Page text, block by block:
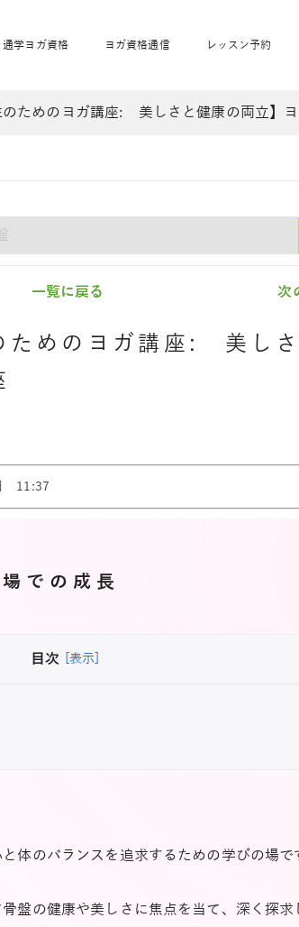
ジオ概要 直営校ブログ
通学ヨガ資格
声 養成講座お申込み
ヨガ資格通信
W通信 ベビー「ピラティス＆ヨガ」
レッスン予約
ガ詳細 出張ヨガ・オフィスヨガ
のためのヨガ講座: 美しさと健康の両立】
一覧に戻る 次
ためのヨガ講座: 美し
11:37
での成長
目次 [表示]
体のバランスを追求するための学びの場で
盤の健康や美しさに焦点を当て、深く探求